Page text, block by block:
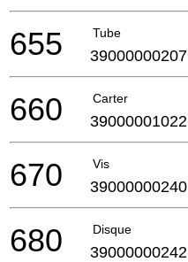
Tube
655 39000000207
Carter
660 39000001022
Vis
670 39000000240
Disque
680 39000000242